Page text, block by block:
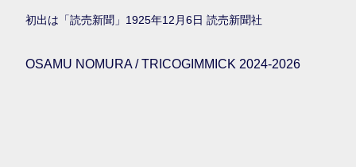
初出は「読売新聞」1925年12月6日 読売新聞社
OSAMU NOMURA / TRICOGIMMICK 2024-2026